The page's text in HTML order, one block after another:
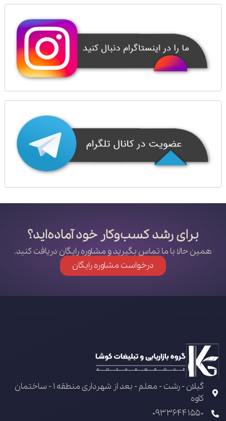
برای رشد کسب‌وکار خود آماده‌اید؟
همین حالا با ما تماس بگیرید و مشاوره رایگان دریافت کنید.
درخواست مشاوره رایگان
گیلان - رشت - معلم - بعد از شهرداری منطقه 1 - ساختمان
کاوه
09336441550